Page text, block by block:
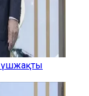
үшжақты